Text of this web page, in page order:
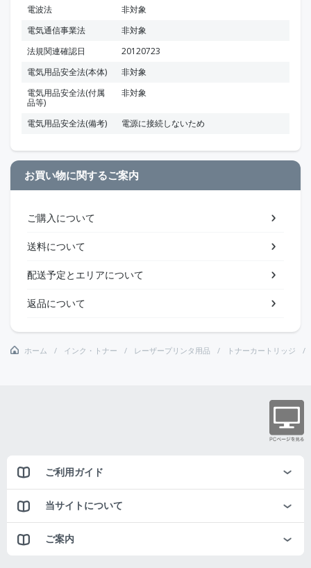
電波法
非対象
電気通信事業法
非対象
法規関連確認日
20120723
電気用品安全法(本体)
非対象
電気用品安全法(付属
品等)
非対象
電気用品安全法(備考) 電源に接続しないため
お買い物に関するご案内
ご購入について
送料について
配送予定とエリアについて
返品について
ホーム インク・トナー レーザープリンタ用品 トナーカートリッジ
ご利用ガイド
当サイトについて
ご案内